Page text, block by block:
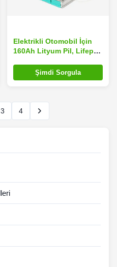
Elektrikli Otomobil İçin
160Ah Lityum Pil, Lifepo4
Değiştirilmesi
Şimdi Sorgula
3 4